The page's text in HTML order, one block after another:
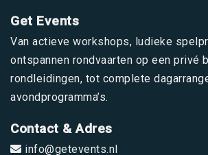
Get Events
Van actieve workshops, ludieke
ontspannen rondvaarten op een privé
rondleidingen, tot complete
avondprogramma’s.
Contact & Adres
info@getevents.nl